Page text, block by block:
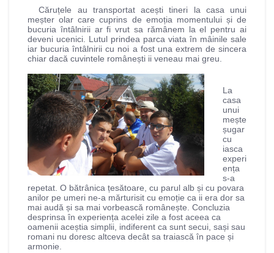
Căruțele au transportat acești tineri la casa unui
meșter olar care cuprins de emoția momentului și de
bucuria întâlnirii ar fi vrut sa rămânem la el pentru ai
deveni ucenici. Lutul prindea parca viata în mâinile sale
iar bucuria întâlnirii cu noi a fost una extrem de sincera
chiar dacă cuvintele românești ii veneau mai greu.
La
casa
unui
mește
șugar
cu
iasca
experi
ența
s-a
repetat. O bătrânica țesătoare, cu parul alb și cu povara
anilor pe umeri ne-a mărturisit cu emoție ca ii era dor sa
mai audă și sa mai vorbească românește. Concluzia
desprinsa în experiența acelei zile a fost aceea ca
oamenii aceștia simplii, indiferent ca sunt secui, sași sau
romani nu doresc altceva decât sa traiască în pace și
armonie.